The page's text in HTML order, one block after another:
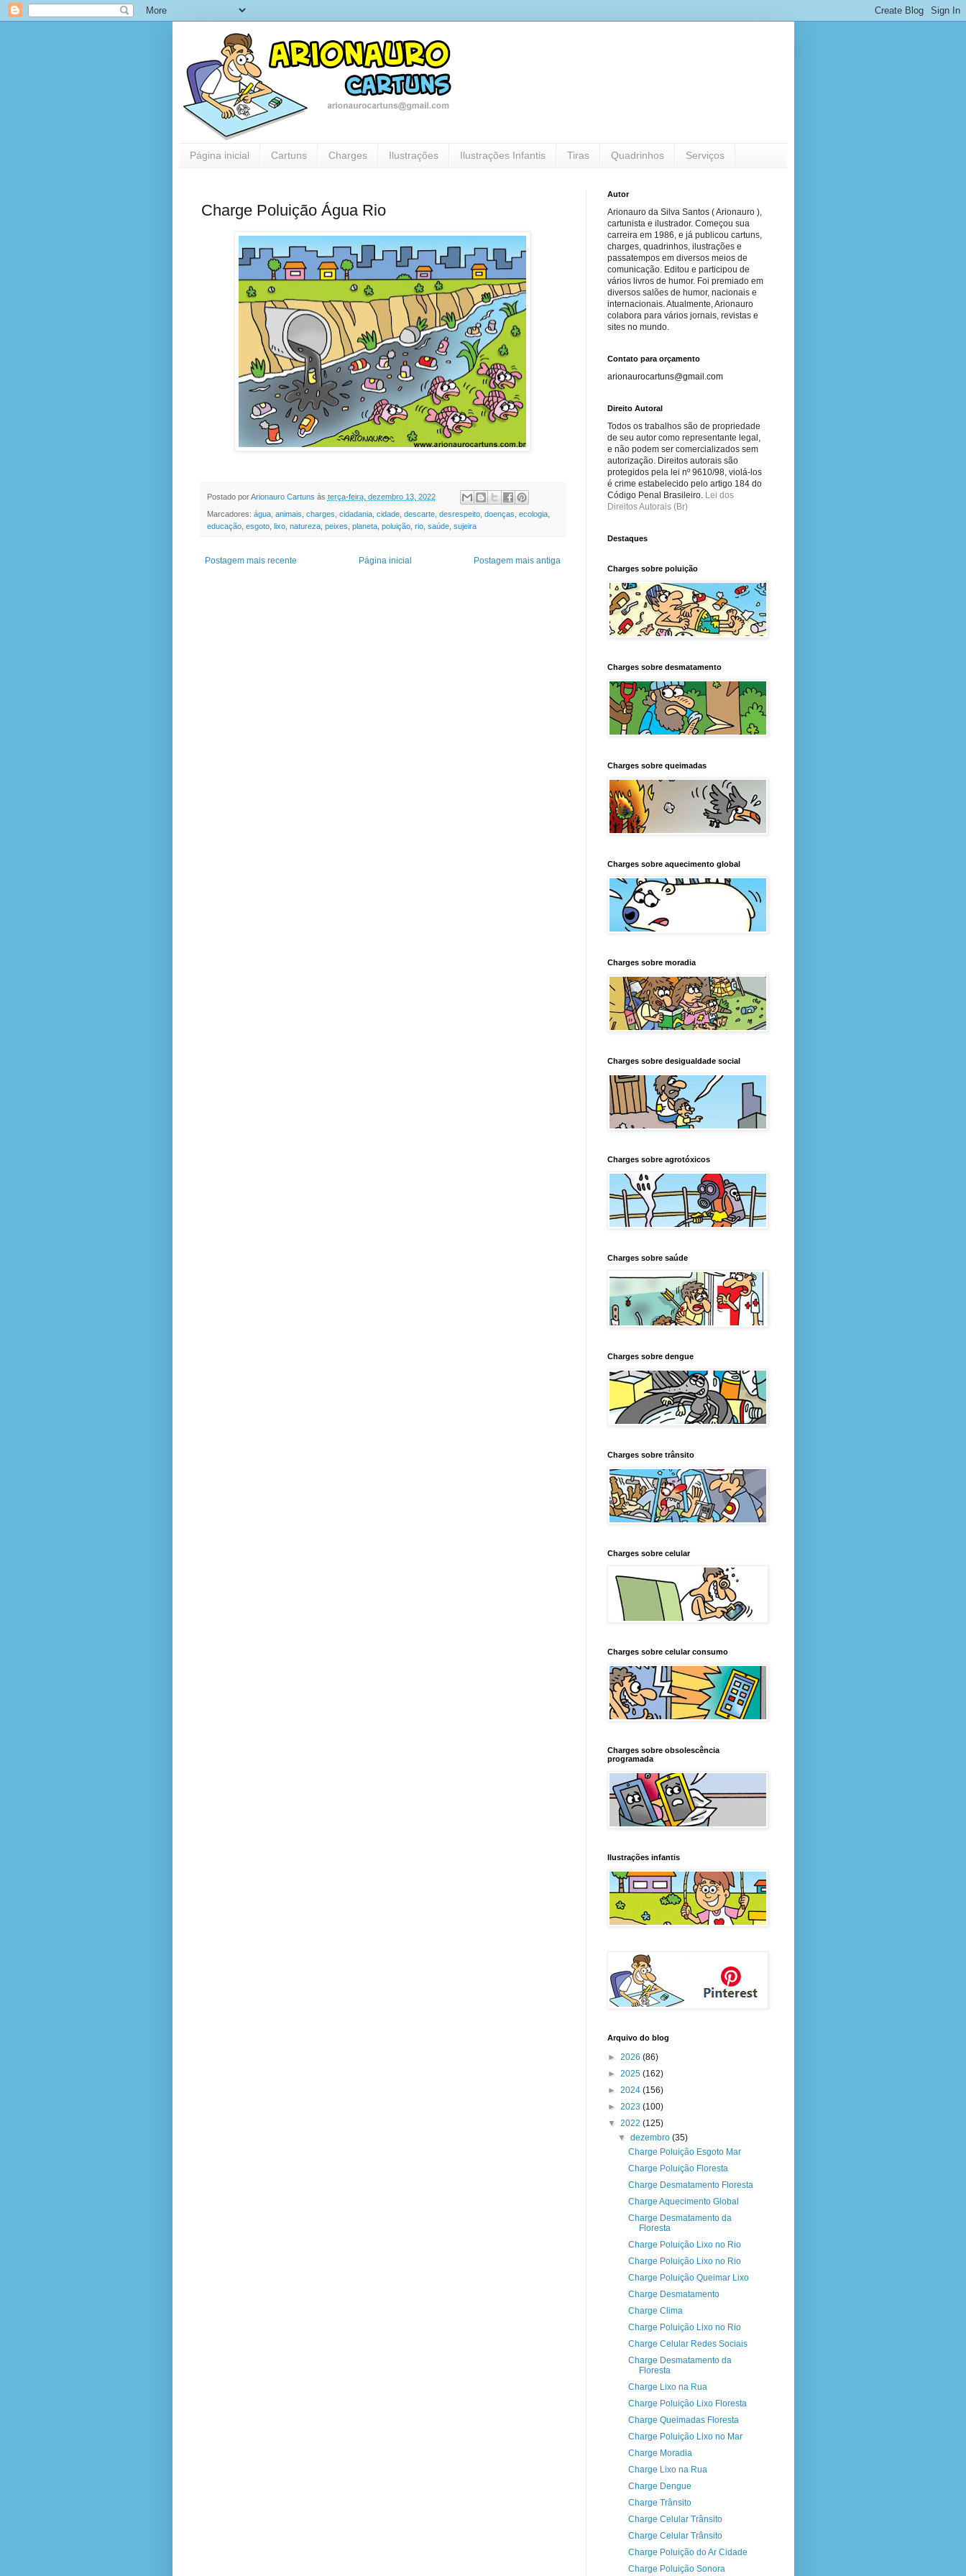
Página inicial Cartuns Charges Ilustrações Ilustrações Infantis Tiras Quadrinhos Serviços
Charge Poluição Água Rio
Postado porArionauro Cartuns às terça-feira, dezembro 13, 2022
Marcadores: água, animais charges cidadania, cidade, descarte, desrespeito, doenças ecologia,
educação, esgoto, lixo, natureza, peixes planeta, poluição, rio, saúde, sujeira
Postagem mais recente Postagem mais antiga
Página inicial
Autor
Arionauro da Silva Santos ( Arionauro ),
cartunista e ilustrador. Começou sua
carreira em 1986, e já publicou cartuns,
charges, quadrinhos, ilustrações e
passatempos em diversos meios de
comunicação. Editou e participou de
vários livros de humor. Foi premiado em
diversos salões de humor, nacionais e
internacionais. Atualmente, Arionauro
colabora para vários jornais, revistas e
sites no mundo.
Contato para orçamento
arionaurocartuns@gmail.com
Direito Autoral
Todos os trabalhos são de propriedade
de seu autor como representante legal,
e não podem ser comercializados sem
autorização. Direitos autorais são
protegidos pela lei nº 9610/98, violá-los
é crime estabelecido pelo artigo 184 do
Código Penal Brasileiro. Lei dos
Direitos Autorais (Br)
Destaques
Charges sobre poluição
Charges sobre desmatamento
Charges sobre queimadas
Charges sobre aquecimento global
Charges sobre moradia
Charges sobre desigualdade social
Charges sobre agrotóxicos
Charges sobre saúde
Charges sobre dengue
Charges sobre trânsito
Charges sobre celular
Charges sobre celular consumo
Charges sobre obsolescência
programada
Ilustrações infantis
Arquivo do blog
► 2026 (86)
► 2025 (162)
► 2024 (156)
► 2023 (100)
▼ 2022 (125)
▼ dezembro (35)
Charge Poluição Esgoto Mar
Charge Poluição Floresta
Charge Desmatamento Floresta
Charge Aquecimento Global
Charge Desmatamento da
Floresta
Charge Poluição Lixo no Rio
Charge Poluição Lixo no Rio
Charge Poluição Queimar Lixo
Charge Desmatamento
Charge Clima
Charge Poluição Lixo no Rio
Charge Celular Redes Sociais
Charge Desmatamento da
Floresta
Charge Lixo na Rua
Charge Poluição Lixo Floresta
Charge Queimadas Floresta
Charge Poluição Lixo no Mar
Charge Moradia
Charge Lixo na Rua
Charge Dengue
Charge Trânsito
Charge Celular Trânsito
Charge Celular Trânsito
Charge Poluição do Ar Cidade
Charge Poluição Sonora